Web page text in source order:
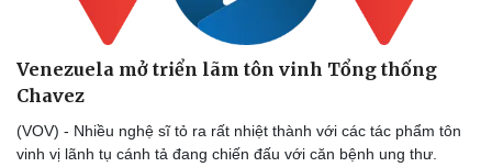
Venezuela mở triển lãm tôn vinh Tổng thống
Chavez
(VOV) - Nhiều nghệ sĩ tỏ ra rất nhiệt thành với các tác phẩm tôn
vinh vị lãnh tụ cánh tả đang chiến đấu với căn bệnh ung thư.